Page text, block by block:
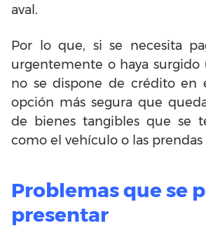
aval.
Por lo que, si se necesita
urgentemente o haya surgido
no se dispone de crédito en
opción más segura que
de bienes tangibles que se
como el vehículo o las
Problemas que se
presentar